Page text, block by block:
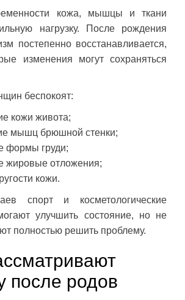
кожа, мышцы и ткани
нагрузку. После рождения
постепенно восстанавливается,
изменения могут сохраняться
беспокоят:
кожи живота;
мышц брюшной стенки;
формы груди;
жировые отложения;
кожи.
спорт и косметологические
улучшить состояние, но не
полностью решить проблему.
после родов